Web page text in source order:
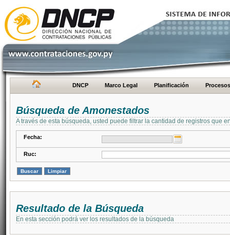
DNCP Marco Legal Planificación Procesos
Búsqueda de Amonestados
A través de esta búsqueda, usted puede filtrar la cantidad de registros que
Fecha:
Ruc:
Resultado de la Búsqueda
En esta sección podrá ver los resultados de la búsqueda